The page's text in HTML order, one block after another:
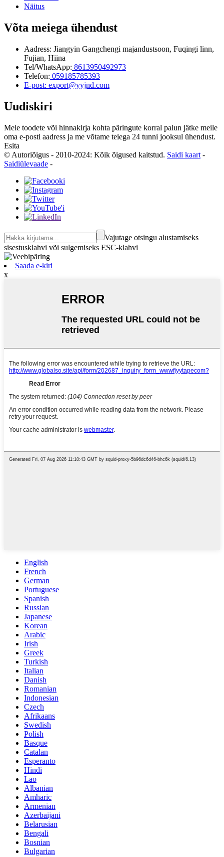
Näitus
Võta meiega ühendust
Aadress: Jiangyin Gangchengi majandustsoon, Fuqingi linn,
Fujian, Hiina
Tel/WhatsApp: 8613950492973
Telefon: 059185785393
E-post: export@yyjnd.com
Uudiskiri
Meie toodete või hinnakirja kohta päringute korral palun jätke meile
oma e-posti aadress ja me võtame teiega 24 tunni jooksul ühendust.
Esita
© Autoriõigus - 2010-2024: Kõik õigused kaitstud. Saidi kaart -
Saidiülevaade -
Vajutage otsingu alustamiseks
sisestusklahvi või sulgemiseks ESC-klahvi
Saada e-kiri
x
English
French
German
Portuguese
Spanish
Russian
Japanese
Korean
Arabic
Irish
Greek
Turkish
Italian
Danish
Romanian
Indonesian
Czech
Afrikaans
Swedish
Polish
Basque
Catalan
Esperanto
Hindi
Lao
Albanian
Amharic
Armenian
Azerbaijani
Belarusian
Bengali
Bosnian
Bulgarian